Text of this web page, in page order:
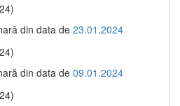
din data de 23.01.2024
din data de 09.01.2024